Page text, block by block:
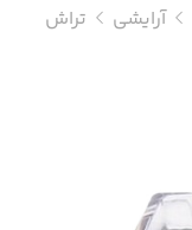
آرایشی تراش